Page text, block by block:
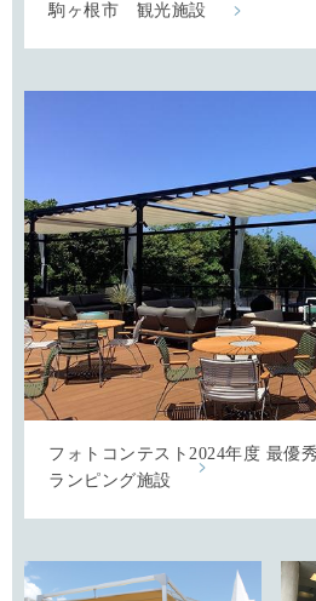
駒ヶ根市 観光施設
フォトコンテスト2024年度 最
ランピング施設